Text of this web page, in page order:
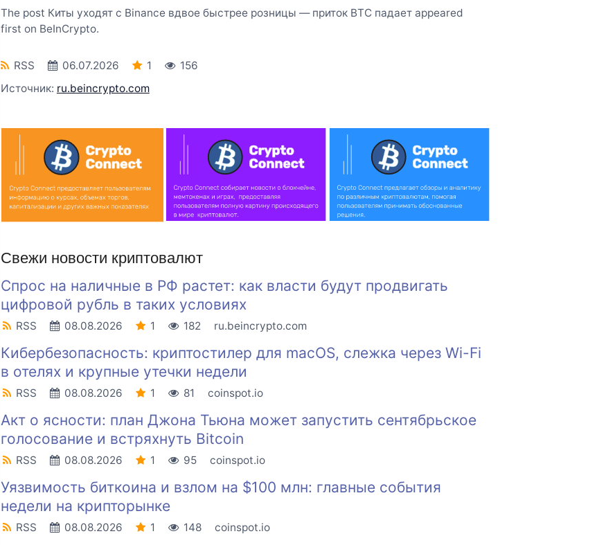
The post Киты уходят с Binance вдвое быстрее розницы — приток BTC падает appeared
first on BeInCrypto.
RSS 06.07.2026 1
156
Источник: ru.beincrypto.com
Свежи новости криптовалют
Спрос на наличные в РФ растет: как власти будут продвигать
цифровой рубль в таких условиях
RSS 08.08.2026 1 182 ru.beincrypto.com
Кибербезопасность: криптостилер для macOS, слежка через Wi-Fi
в отелях и крупные утечки недели
RSS 08.08.2026 1 81 coinspot.io
Акт о ясности: план Джона Тьюна может запустить сентябрьское
голосование и встряхнуть Bitcoin
RSS 08.08.2026 1 95 coinspot.io
Уязвимость биткоина и взлом на $100 млн: главные события
недели на крипторынке
RSS 08.08.2026 1 148 coinspot.io